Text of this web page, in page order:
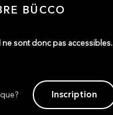
BÜCCO
sont donc pas accessibles.
Inscription